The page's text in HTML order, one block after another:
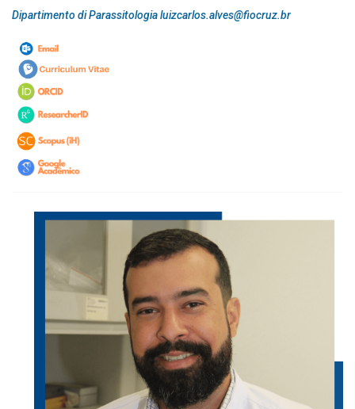
Dipartimento di Parassitologia luizcarlos.alves@fiocruz.br